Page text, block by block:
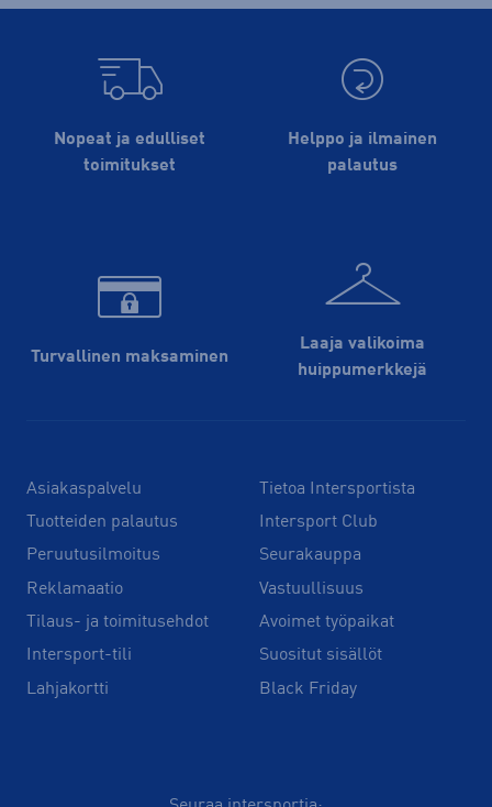
Nopeat ja edulliset
toimitukset
Helppo ja ilmainen
palautus
Turvallinen maksaminen
Laaja valikoima
huippu­merkkejä
Asiakaspalvelu
Tuotteiden palautus
Peruutusilmoitus
Reklamaatio
Tilaus- ja toimitusehdot
Intersport-tili
Lahjakortti
Tietoa Intersportista
Intersport Club
Seurakauppa
Vastuullisuus
Avoimet työpaikat
Suositut sisällöt
Black Friday